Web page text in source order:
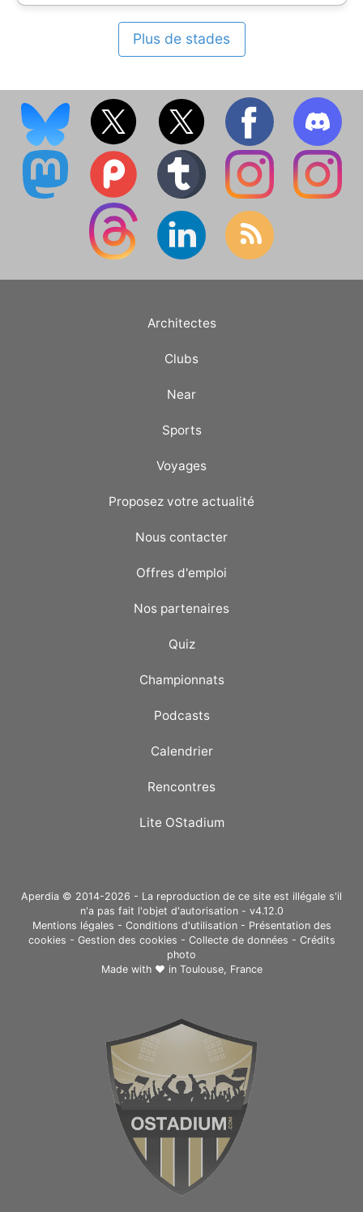
Plus de stades
Architectes
Clubs
Near
Sports
Voyages
Proposez votre actualité
Nous contacter
Offres d'emploi
Nos partenaires
Quiz
Championnats
Podcasts
Calendrier
Rencontres
Lite OStadium
Aperdia © 2014-2026 - La reproduction de ce site est illégale s'il
n'a pas fait l'objet d'autorisation - v4.12.0
Mentions légales - Conditions d'utilisation- Présentation des
cookies - Gestion des cookies - Collecte de données - Crédits
photo
Made with ❤ in Toulouse, France